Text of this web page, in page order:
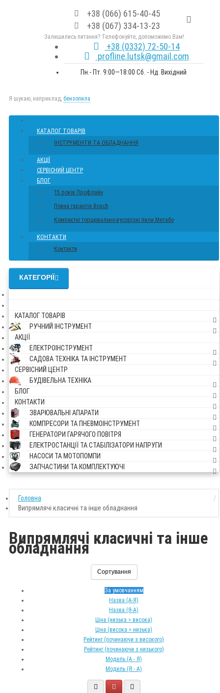
+38 (066) 615-40-45
+38 (067) 334-13-23
Залишились питання? Телефонуйте, допоможемо Вам!
+38 (0332) 72-50-14
profline.lutsk@gmail.com
Пн.- Пт. 9:00—18:00 Сб. - Нд. Вихідний
Я шукаю, наприклад, бензопила
КАТАЛОГ ТОВАРІВ
ІНСТРУМЕНТИ ТА ОБЛАДНАННЯ
АКЦІЇ
СЕРВІСНИЙ ЦЕНТР
БЛОГ
15 років Профлайн
Повна гарантія Bosch
Компактні торцювально-вусорізні пили Метабо
КОНТАКТИ
Контакти
КАТЕГОРІЇ
КАТАЛОГ ТОВАРІВ
РУЧНИЙ ІНСТРУМЕНТ
АКЦІЇ
ЕЛЕКТРОІНСТРУМЕНТ
САДОВА ТЕХНІКА ТА ІНСТРУМЕНТ
СЕРВІСНИЙ ЦЕНТР
БУДІВЕЛЬНА ТЕХНІКА
БЛОГ
КОНТАКТИ
ЗВАРЮВАЛЬНІ АПАРАТИ
КОМПРЕСОРИ ТА ПНЕВМОІНСТРУМЕНТ
ГЕНЕРАТОРИ ГАРЯЧОГО ПОВІТРЯ
ЕЛЕКТРОСТАНЦІЇ ТА СТАБІЛІЗАТОРИ НАПРУГИ
НАСОСИ ТА МОТОПОМПИ
ЗАПЧАСТИНИ ТА КОМПЛЕКТУЮЧІ
Головна
Випрямлячі класичні та інше обладнання
Випрямлячі класичні та інше
обладнання
Сортування
За умовчанням
Назва (А-Я)
Назва (Я-А)
Ціна (низька > висока)
Ціна (висока > низька)
Рейтинг (починаючи з високого)
Рейтинг (починаючи з низького)
Модель (А - Я)
Модель (Я - А)